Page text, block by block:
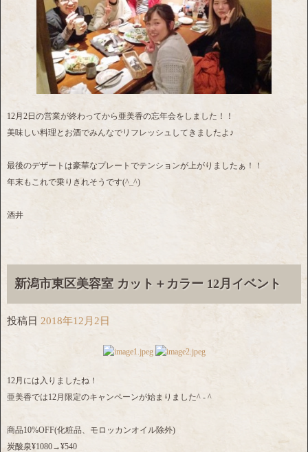
12月2日の営業が終わってから亜美香の忘年会をしました！！
美味しい料理とお酒でみんなでリフレッシュしてきましたよ♪
最後のデザートは豪華なプレートでテンションが上がりましたぁ！！
年末もこれで乗りきれそうです(^_^)
酒井
新潟市東区美容室 カット＋カラー 12月イベント
投稿日 2018年12月2日
12月には入りましたね！
亜美香では12月限定のキャンペーンが始まりました^ - ^
商品10%OFF(化粧品、モロッカンオイル除外)
炭酸泉¥1080→¥540